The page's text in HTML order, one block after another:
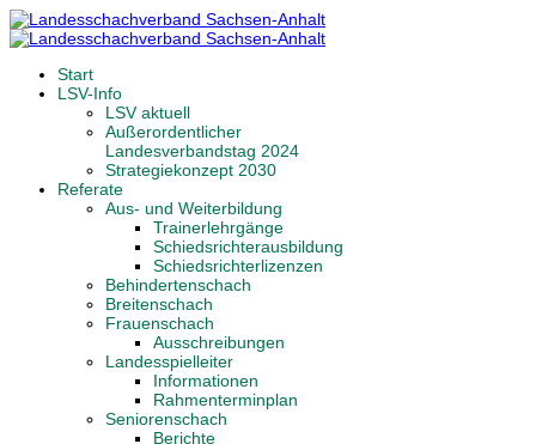
Start
LSV-Info
LSV aktuell
Außerordentlicher
Landesverbandstag 2024
Strategiekonzept 2030
Referate
Aus- und Weiterbildung
Trainerlehrgänge
Schiedsrichterausbildung
Schiedsrichterlizenzen
Behindertenschach
Breitenschach
Frauenschach
Ausschreibungen
Landesspielleiter
Informationen
Rahmenterminplan
Seniorenschach
Berichte